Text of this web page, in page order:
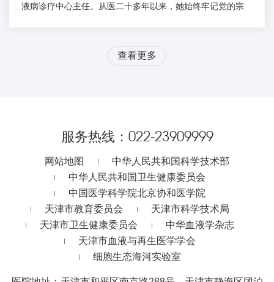
液病诊疗中心主任。从医二十多年以来，她始终牢记党的宗
不怕累、不怕担风险，她一直以白求恩为榜样，医德高尚，视
病人如亲人。在每一位患者家属的心目中，她是医术与医德俱
查看更多
服务热线： 022-23909999
网站地图
中华人民共和国科学技术部
中华人民共和国卫生健康委员会
中国医学科学院北京协和医学院
天津市教育委员会
天津市科学技术局
天津市卫生健康委员会
中华血液学杂志
天津市血液与再生医学学会
细胞生态海河实验室